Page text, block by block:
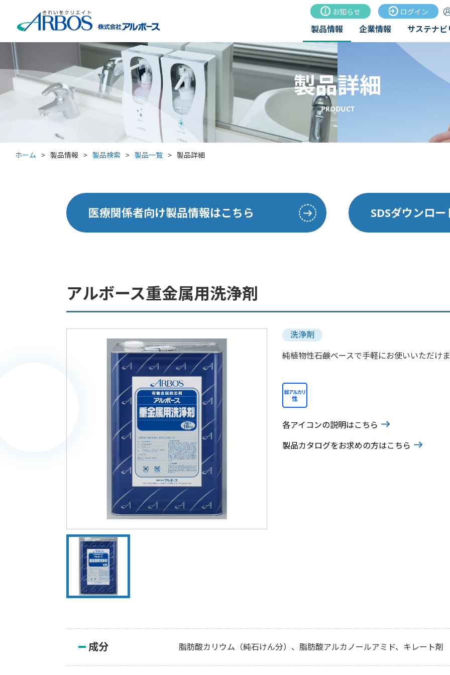
お知らせ ログイン
製品情報 企業情報 サステナビ
製品詳細
PRODUCT
ホーム > 製品情報 > 製品検索 > 製品一覧 > 製品詳細
医療関係者向け製品情報はこちら SDSダウンロ
アルボース重金属用洗浄剤
洗浄剤
純植物性石鹸ベースで手軽にお使いいただけ
各アイコンの説明はこちら
製品カタログをお求めの方はこちら
成分 脂肪酸カリウム（純石けん分）、脂肪酸アルカノールアミド、キレート剤